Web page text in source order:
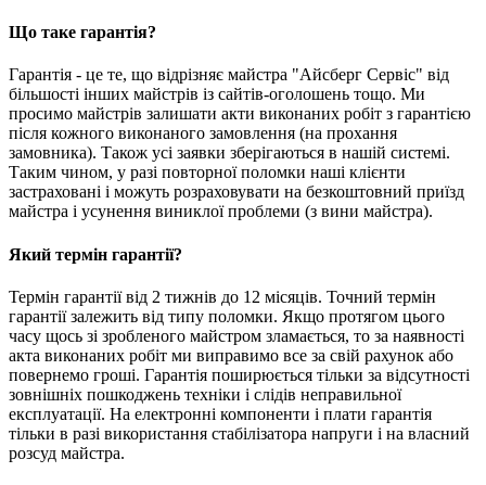
Що таке гарантія?
Гарантія - це те, що відрізняє майстра "Айсберг Сервіс" від
більшості інших майстрів із сайтів-оголошень тощо. Ми
просимо майстрів залишати акти виконаних робіт з гарантією
після кожного виконаного замовлення (на прохання
замовника). Також усі заявки зберігаються в нашій системі.
Таким чином, у разі повторної поломки наші клієнти
застраховані і можуть розраховувати на безкоштовний приїзд
майстра і усунення виниклої проблеми (з вини майстра).
Який термін гарантії?
Термін гарантії від 2 тижнів до 12 місяців. Точний термін
гарантії залежить від типу поломки. Якщо протягом цього
часу щось зі зробленого майстром зламається, то за наявності
акта виконаних робіт ми виправимо все за свій рахунок або
повернемо гроші. Гарантія поширюється тільки за відсутності
зовнішніх пошкоджень техніки і слідів неправильної
експлуатації. На електронні компоненти і плати гарантія
тільки в разі використання стабілізатора напруги і на власний
розсуд майстра.